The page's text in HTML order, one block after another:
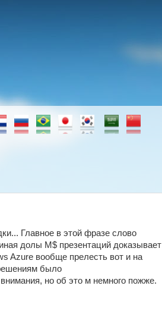
Главное в этой фразе слово
долы M$ презентаций доказывает
Azure вообще прелесть вот и на
было
но об это м немного пожже.